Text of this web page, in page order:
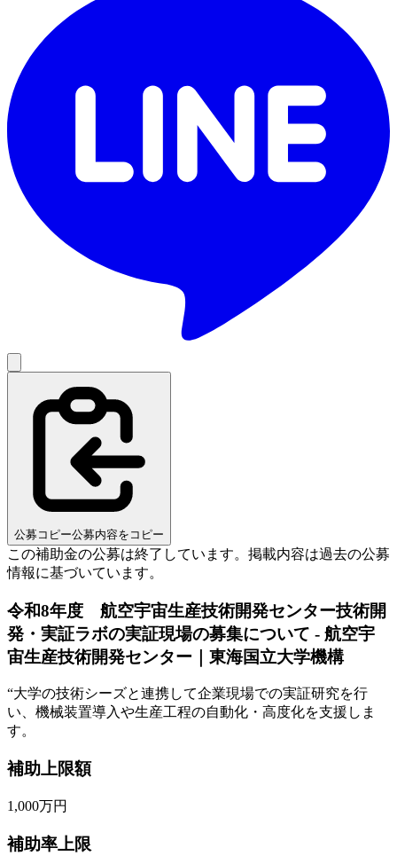
公募コピー公募内容をコピー
この補助金の公募は終了しています。 掲載内容は過去の公募
情報に基づいています。
令和8年度 航空宇宙生産技術開発センター技術開
発・実証ラボの実証現場の募集について - 航空宇
宙生産技術開発センター｜東海国立大学機構
“大学の技術シーズと連携して企業現場での実証研究を行
い、機械装置導入や生産工程の自動化・高度化を支援しま
す。
補助上限額
1,000万円
補助率上限